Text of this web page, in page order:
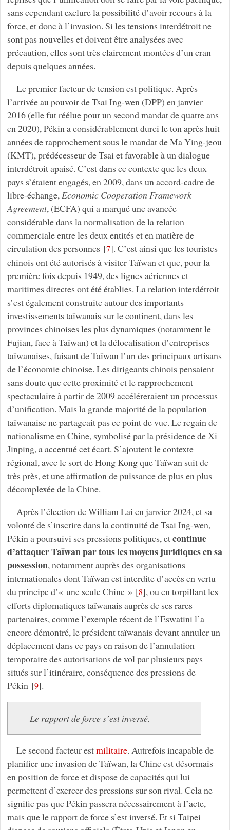
sans cependant exclure la possibilité d’avoir recours à la
force, et donc à l’invasion. Si les tensions interdétroit ne
sont pas nouvelles et doivent être analysées avec
précaution, elles sont très clairement montées d’un cran
depuis quelques années.
Le premier facteur de tension est politique. Après
l’arrivée au pouvoir de Tsai Ing-wen (DPP) en janvier
2016 (elle fut réélue pour un second mandat de quatre ans
en 2020), Pékin a considérablement durci le ton après huit
années de rapprochement sous le mandat de Ma Ying-jeou
(KMT), prédécesseur de Tsai et favorable à un dialogue
interdétroit apaisé. C’est dans ce contexte que les deux
pays s’étaient engagés, en 2009, dans un accord-cadre de
libre-échange,Economic Cooperation Framework
Agreement, (ECFA) qui a marqué une avancée
considérable dans la normalisation de la relation
commerciale entre les deux entités et en matière de
circulation des personnes [7]. C’est ainsi que les touristes
chinois ont été autorisés à visiter Taïwan et que, pour la
première fois depuis 1949, des lignes aériennes et
maritimes directes ont été établies. La relation interdétroit
s’est également construite autour des importants
investissements taïwanais sur le continent, dans les
provinces chinoises les plus dynamiques (notamment le
Fujian, face à Taïwan) et la délocalisation d’entreprises
taïwanaises, faisant de Taïwan l’un des principaux artisans
de l’économie chinoise. Les dirigeants chinois pensaient
sans doute que cette proximité et le rapprochement
spectaculaire à partir de 2009 accéléreraient un processus
d’unification. Mais la grande majorité de la population
taïwanaise ne partageait pas ce point de vue. Le regain de
nationalisme en Chine, symbolisé par la présidence de Xi
Jinping, a accentué cet écart. S’ajoutent le contexte
régional, avec le sort de Hong Kong que Taïwan suit de
très près, et une affirmation de puissance de plus en plus
décomplexée de la Chine.
Après l’élection de William Lai en janvier 2024, et sa
volonté de s’inscrire dans la continuité de Tsai Ing-wen,
Pékin a poursuivi ses pressions politiques, etcontinue
d’attaquer Taïwan par tous les moyens juridiques en sa
possession, notamment auprès des organisations
internationales dont Taïwan est interdite d’accès en vertu
du principe d’« une seule Chine » [8], ou en torpillant les
efforts diplomatiques taïwanais auprès de ses rares
partenaires, comme l’exemple récent de l’Eswatini l’a
encore démontré, le président taïwanais devant annuler un
déplacement dans ce pays en raison de l’annulation
temporaire des autorisations de vol par plusieurs pays
situés sur l’itinéraire, conséquence des pressions de
Pékin[9].
Le rapport de force s’est inversé.
Le second facteur estmilitaire. Autrefois incapable de
planifier une invasion de Taïwan, la Chine est désormais
en position de force et dispose de capacités qui lui
permettent d’exercer des pressions sur son rival. Cela ne
signifie pas que Pékin passera nécessairement à l’acte,
mais que le rapport de force s’est inversé. Et si Taipei